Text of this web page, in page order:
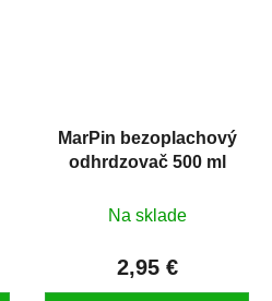
MarPin bezoplachový
odhrdzovač 500 ml
Na sklade
2,95 €